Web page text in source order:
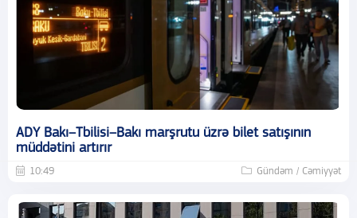
ADY Bakı–Tbilisi–Bakı marşrutu üzrə bilet satışının
müddətini artırır
10:49 Gündəm / Cəmiyyət